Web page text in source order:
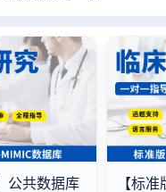
公共数据库
【标